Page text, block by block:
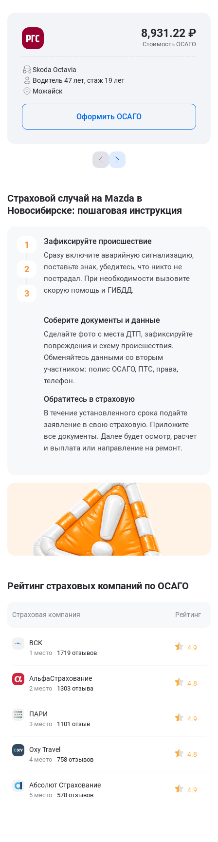
8,931.22 ₽
Стоимость ОСАГО
Skoda Octavia
Водитель 47 лет, стаж 19 лет
Можайск
Оформить ОСАГО
Страховой случай на Mazda в
Новосибирске: пошаговая инструкция
1
2
3
Зафиксируйте происшествие
Сразу включите аварийную сигнализацию,
поставьте знак, убедитесь, что никто не
пострадал. При необходимости вызовите
скорую помощь и ГИБДД.
Соберите документы и данные
Сделайте фото с места ДТП, зафиксируйте
повреждения и схему происшествия.
Обменяйтесь данными со вторым
участником: полис ОСАГО, ПТС, права,
телефон.
Обратитесь в страховую
В течение установленного срока подайте
заявление в свою страховую. Приложите
все документы. Далее будет осмотр, расчет
и выплата или направление на ремонт.
Рейтинг страховых компаний по ОСАГО
Страховая компания Рейтинг
ВСК
1 место 1719 отзывов
4.9
АльфаСтрахование
2 место 1303 отзыва
4.8
ПАРИ
3 место 1101 отзыв
4.9
Oxy Travel
4 место 758 отзывов
4.8
Абсолют Страхование
5 место 578 отзывов
4.9